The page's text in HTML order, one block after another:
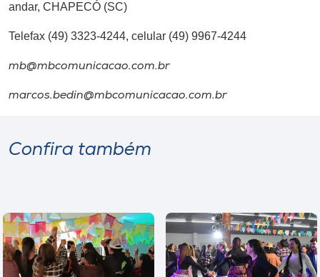
andar, CHAPECÓ (SC)
Telefax (49) 3323-4244, celular (49) 9967-4244
mb@mbcomunicacao.com.br
marcos.bedin@mbcomunicacao.com.br
Confira também